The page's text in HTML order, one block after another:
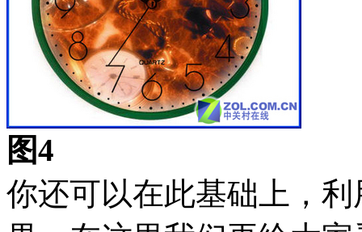
图4
你还可以在此基础上，